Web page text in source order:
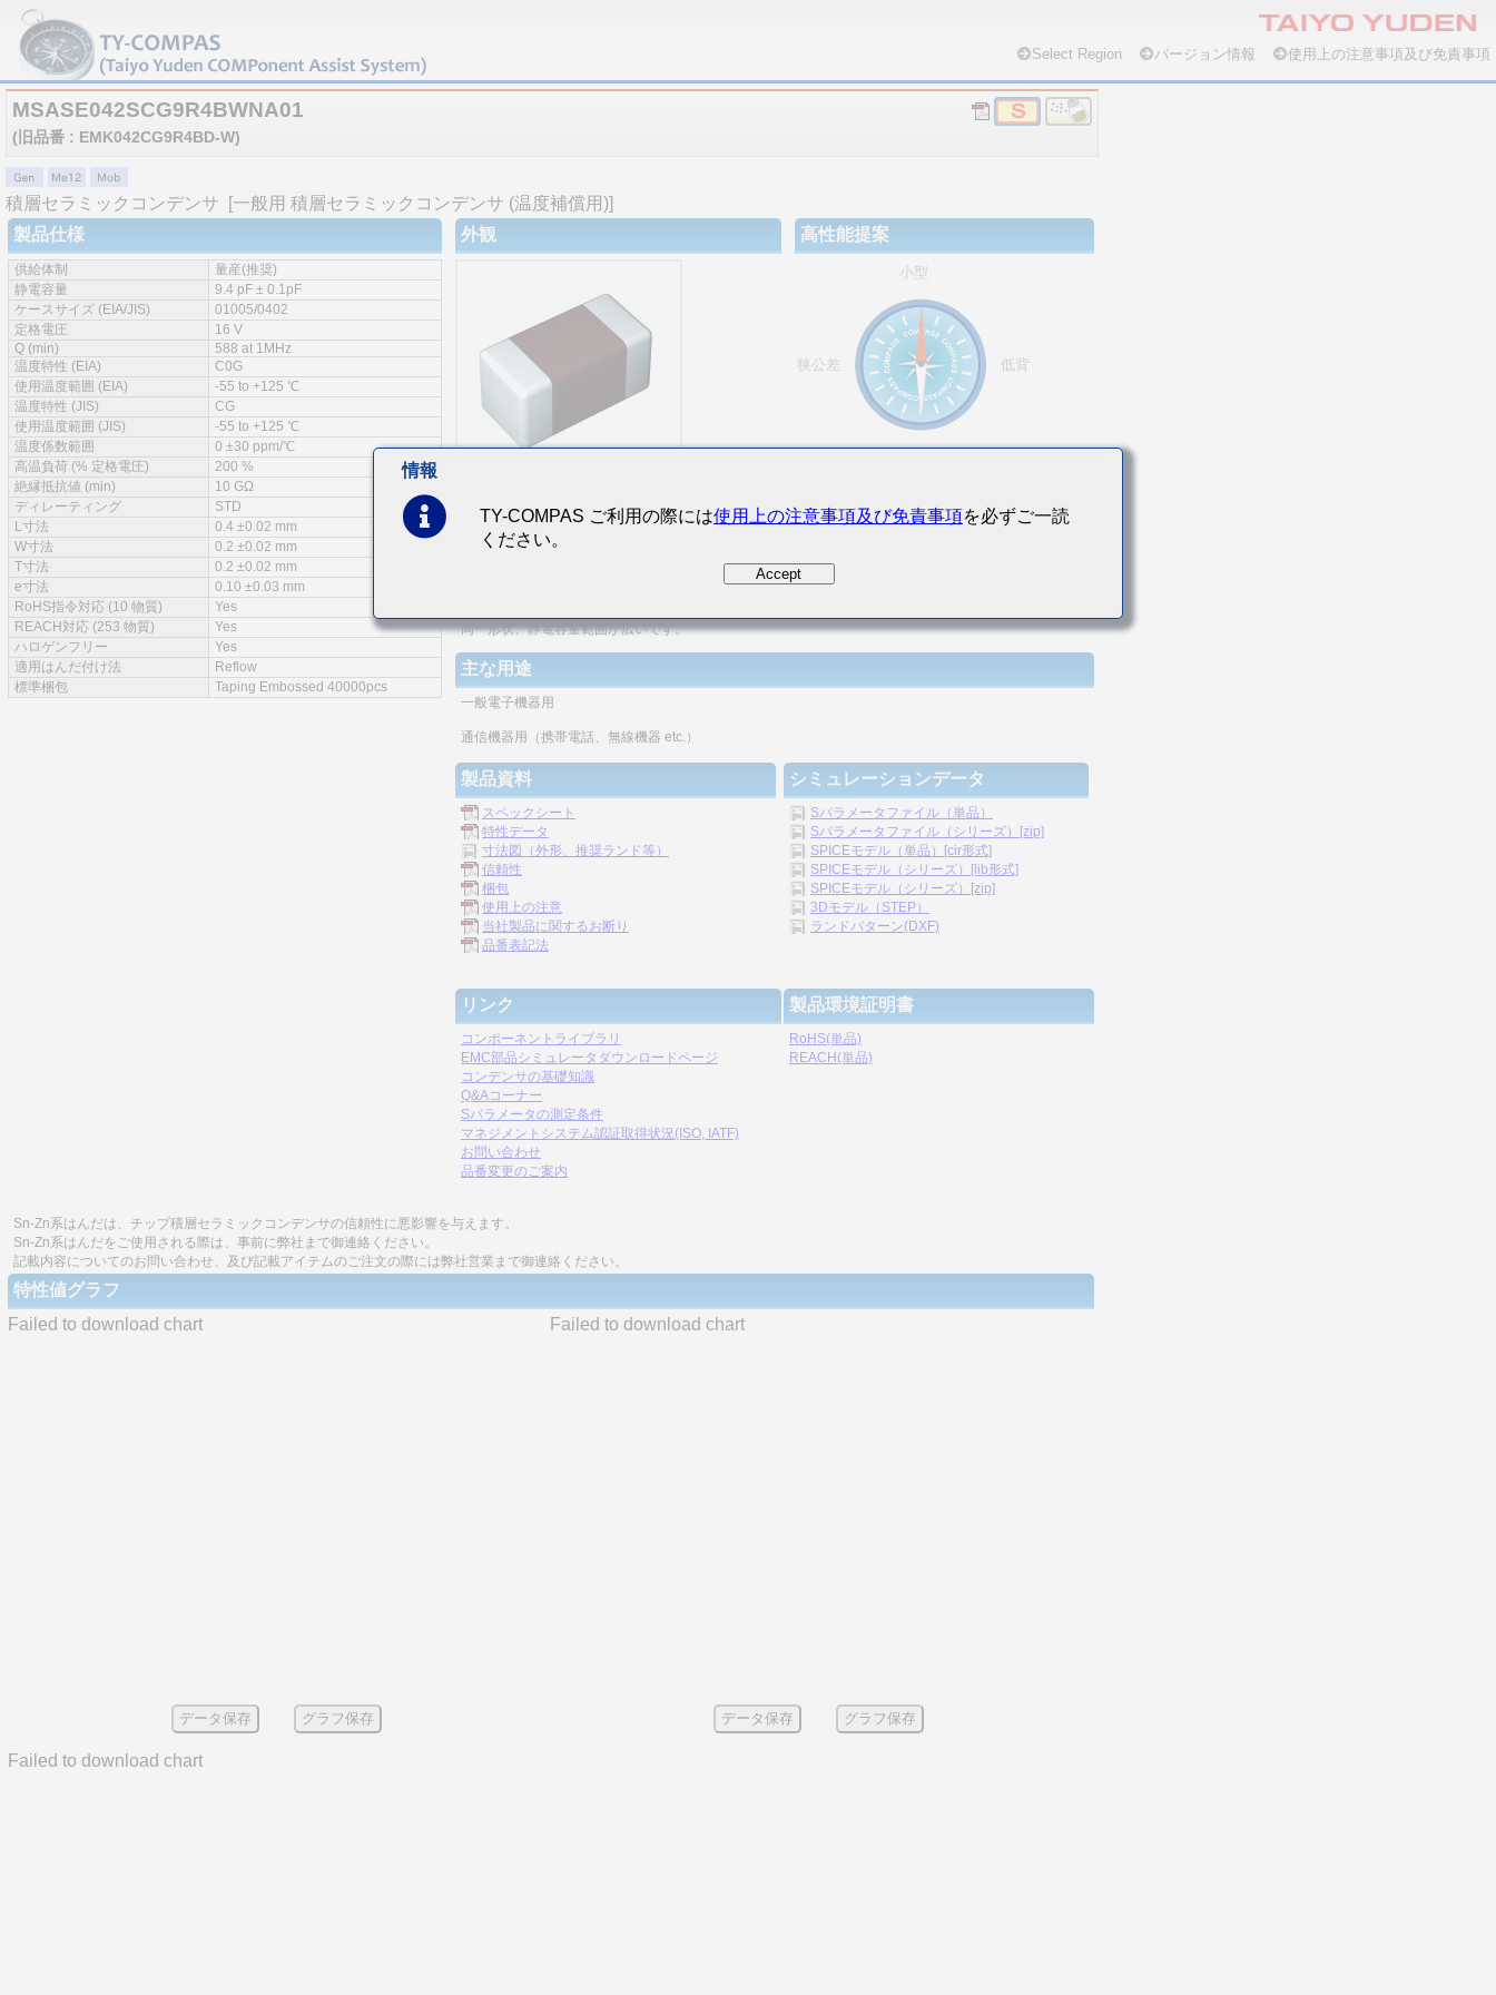
Select Region バージョン情報 使用上の注意事項及び免責事項
MSASE042SCG9R4BWNA01
(旧品番 : EMK042CG9R4BD-W)
積層セラミックコンデンサ
[一般用 積層セラミックコンデンサ (温度補償用)]
製品仕様
供給体制
量産(推奨)
静電容量
9.4 pF ± 0.1pF
ケースサイズ (EIA/JIS)
01005/0402
定格電圧
16 V
Q (min)
588 at 1MHz
温度特性 (EIA)
C0G
使用温度範囲 (EIA)
-55 to +125 ℃
温度特性 (JIS)
CG
使用温度範囲 (JIS)
-55 to +125 ℃
温度係数範囲
0 ±30 ppm/℃
高温負荷 (% 定格電圧)
200 %
絶縁抵抗値 (min)
10 GΩ
ディレーティング
STD
L寸法
0.4 ±0.02 mm
W寸法
0.2 ±0.02 mm
T寸法
0.2 ±0.02 mm
e寸法
0.10 ±0.03 mm
RoHS指令対応 (10 物質)
Yes
REACH対応 (253 物質)
Yes
ハロゲンフリー
Yes
適用はんだ付け法
Reflow
標準梱包
Taping Embossed 40000pcs
外観 高性能提案
小型
狭公差 低背
特徴
同一形状、静電容量範囲が広いです。
主な用途
一般電子機器用
通信機器用（携帯電話、無線機器 etc.）
製品資料
スペックシート
特性データ
寸法図（外形、推奨ランド等）
信頼性
梱包
使用上の注意
当社製品に関するお断り
品番表記法
シミュレーションデータ
Sパラメータファイル（単品）
Sパラメータファイル（シリーズ）[zip]
SPICEモデル（単品）[cir形式]
SPICEモデル（シリーズ）[lib形式]
SPICEモデル（シリーズ）[zip]
3Dモデル（STEP）
ランドパターン(DXF)
リンク
コンポーネントライブラリ
EMC部品シミュレータダウンロードページ
コンデンサの基礎知識
Q&Aコーナー
Sパラメータの測定条件
マネジメントシステム認証取得状況(ISO, IATF)
お問い合わせ
品番変更のご案内
製品環境証明書
RoHS(単品)
REACH(単品)
Sn-Zn系はんだは、チップ積層セラミックコンデンサの信頼性に悪影響を与えます。
Sn-Zn系はんだをご使用される際は、事前に弊社まで御連絡ください。
記載内容についてのお問い合わせ、及び記載アイテムのご注文の際には弊社営業まで御連絡ください。
特性値グラフ
Failed to download chart
データ保存 グラフ保存
Failed to download chart
データ保存 グラフ保存
Failed to download chart
情報
TY-COMPAS ご利用の際には使用上の注意事項及び免責事項を必ずご一読
ください。
Accept